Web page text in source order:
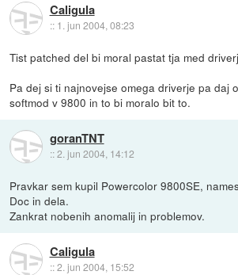
Caligula
:: 1. jun 2004, 08:23
Tist patched del bi moral pastat tja med
Pa dej si ti najnovejse omega driverje pa daj
softmod v 9800 in to bi moralo bit to.
goranTNT
::2. jun 2004, 14:12
Pravkar sem kupil Powercolor 9800SE,
Doc in dela.
Zankrat nobenih anomalij in problemov.
Caligula
::2. jun 2004, 15:52